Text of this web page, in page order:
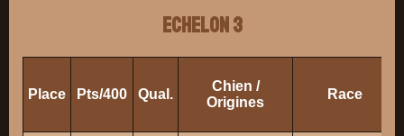
ECHELON 3
Place Pts/400 Qual.
Chien /
Origines
Race